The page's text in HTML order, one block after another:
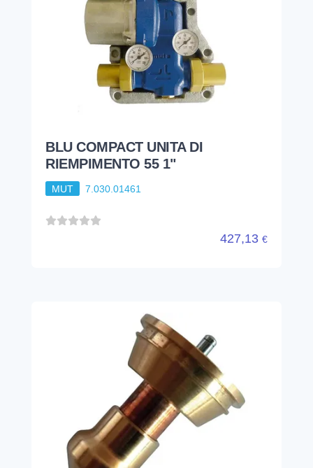
BLU COMPACT UNITA DI
RIEMPIMENTO 55 1"
MUT 7.030.01461
427,13 €